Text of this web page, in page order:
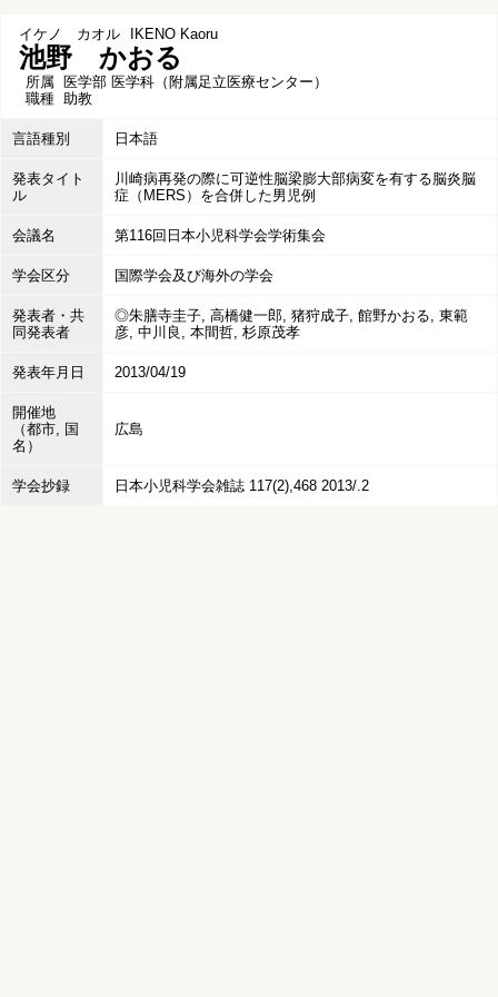
イケノ カオル IKENO Kaoru
池野 かおる
所属 医学部 医学科（附属足立医療センター）
職種 助教
言語種別 日本語
発表タイト
ル
川崎病再発の際に可逆性脳梁膨大部病変を有する脳炎脳
症（MERS）を合併した男児例
会議名 第116回日本小児科学会学術集会
学会区分 国際学会及び海外の学会
発表者・共
同発表者
◎朱膳寺圭子, 高橋健一郎, 猪狩成子, 館野かおる, 東範
彦, 中川良, 本間哲, 杉原茂孝
発表年月日 2013/04/19
開催地
（都市, 国
名）
広島
学会抄録 日本小児科学会雑誌 117(2),468 2013/.2